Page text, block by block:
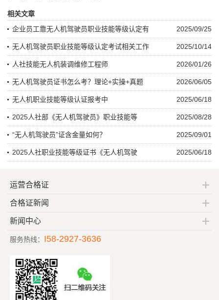
相关文章
2025/09/25
企业员工靠无人机驾驶员职业技能等级认定有
2025/10/14
无人机驾驶员职业技能等级认定考试相关工作
2026/01/26
人社技能无人机装调维修工程师
2026/06/05
无人机驾驶员证书怎么考？理论+实操+真题
2025/06/18
无人机职业技能等级认证报考中
2025/08/28
2025人社部《无人机驾驶员》职业技能等
2025/09/01
“无人机驾驶员”证含金量如何？
2025/06/18
2025人社职业技能等级证书《无人机驾驶
运营合格证
合格证新闻
新闻中心
服务热线： I58-2927-3636